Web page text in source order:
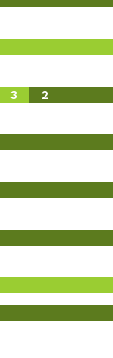
3 2